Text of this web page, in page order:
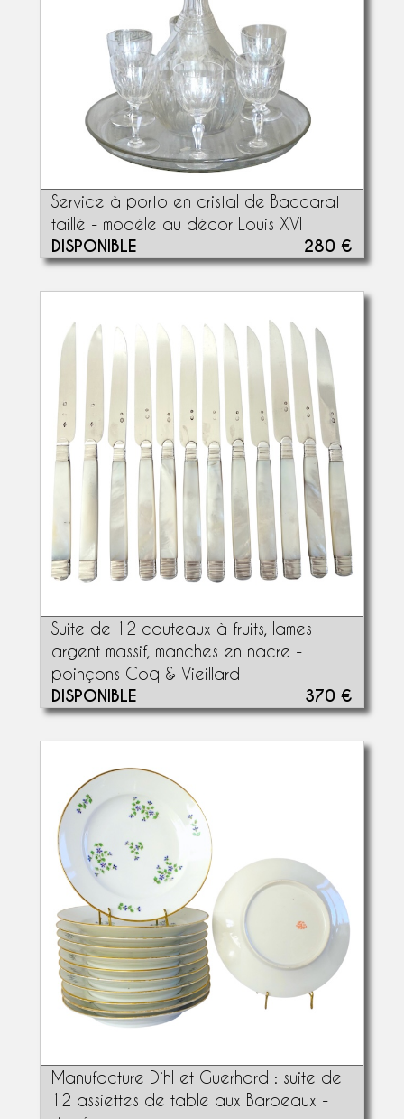
Service à porto en cristal de Baccarat
taillé - modèle au décor Louis XVI
DISPONIBLE 280 €
Suite de 12 couteaux à fruits, lames
argent massif, manches en nacre -
poinçons Coq & Vieillard
DISPONIBLE 370 €
Manufacture Dihl et Guerhard : suite de
12 assiettes de table aux Barbeaux -